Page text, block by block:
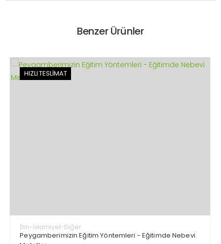
Benzer Ürünler
HIZLI TESLİMAT
Din-İslamiyet-Diğer
Peygamberimizin Eğitim Yöntemleri - Eğitimde Nebevi